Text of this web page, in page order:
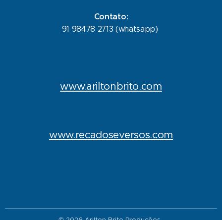
Contato:
91 98478 2713 (whatsapp)
www.ariltonbrito.com
www.recadoseversos.com